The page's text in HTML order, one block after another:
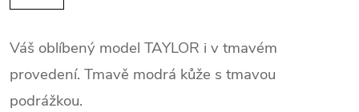
Váš oblíbený model TAYLOR i v tmavém
provedení. Tmavě modrá kůže s tmavou
podrážkou.